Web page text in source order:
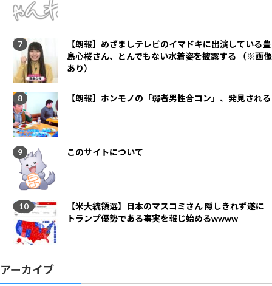
【朗報】めざましテレビのイマドキに出演している豊
島心桜さん、とんでもない水着姿を披露する （※画像
あり）
【朗報】ホンモノの「弱者男性合コン」、発見される
このサイトについて
【米大統領選】日本のマスコミさん 隠しきれず遂に
トランプ優勢である事実を報じ始めるwwww
アーカイブ